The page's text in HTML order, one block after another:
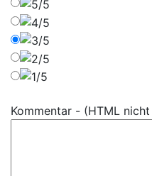
Kommentar - (HTML